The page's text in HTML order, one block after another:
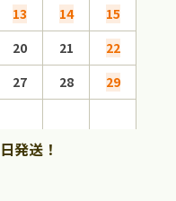
13 14
15
20 21
22
27 28
29
発送！